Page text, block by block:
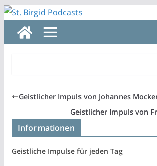
Zum
Inhalt
springen
Geistlicher Impuls von Johannes
Geistlicher Impuls von
Informationen
Geistliche Impulse für jeden Tag